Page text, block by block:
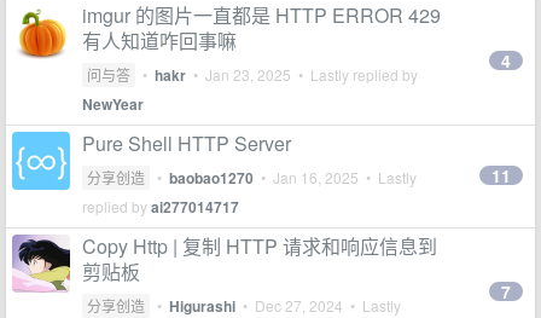
imgur 的图片一直都是 HTTP ERROR 429
有人知道咋回事嘛
问与答 • hakr • Jan 23, 2025 • Lastly replied by
NewYear
4
Pure Shell HTTP Server
分享创造 • baobao1270 • Jan 16, 2025 • Lastly
replied byai277014717
11
Copy Http | 复制 HTTP 请求和响应信息到
剪贴板
分享创造 • Higurashi • Dec 27, 2024 • Lastly
7